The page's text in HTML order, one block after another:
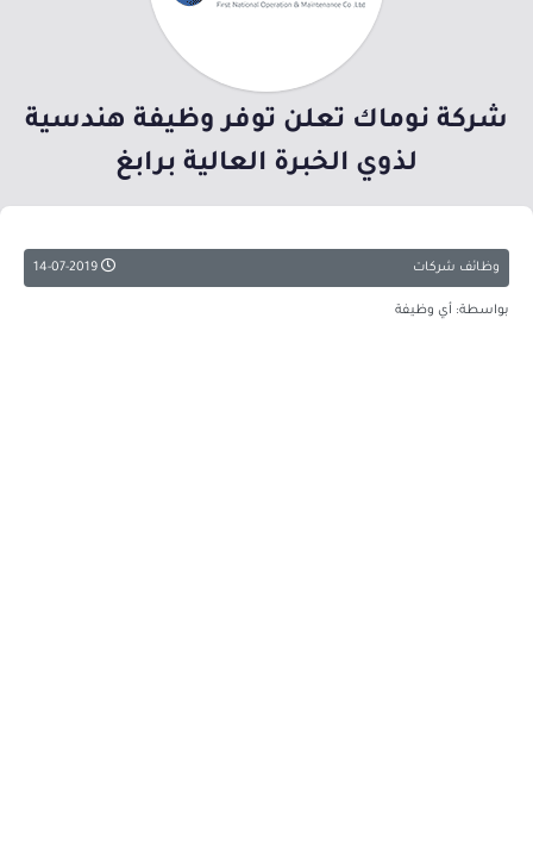
شركة نوماك تعلن توفر وظيفة هندسية
لذوي الخبرة العالية برابغ
وظائف شركات
بواسطة: أي وظيفة